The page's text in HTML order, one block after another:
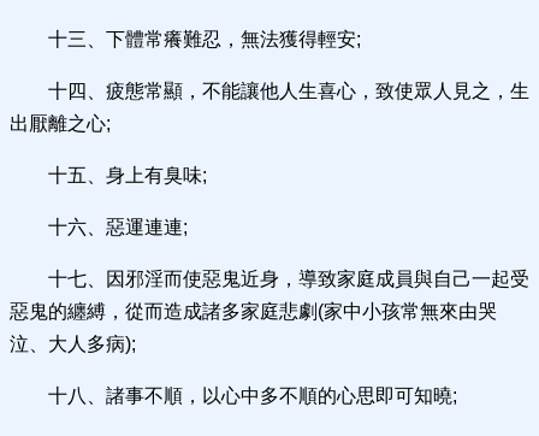
十三、下體常癢難忍，無法獲得輕安;
十四、疲態常顯，不能讓他人生喜心，致使眾人見之，生
出厭離之心;
十五、身上有臭味;
十六、惡運連連;
十七、因邪淫而使惡鬼近身，導致家庭成員與自己一起受
惡鬼的纏縛，從而造成諸多家庭悲劇(家中小孩常無來由哭
泣、大人多病);
十八、諸事不順，以心中多不順的心思即可知曉;